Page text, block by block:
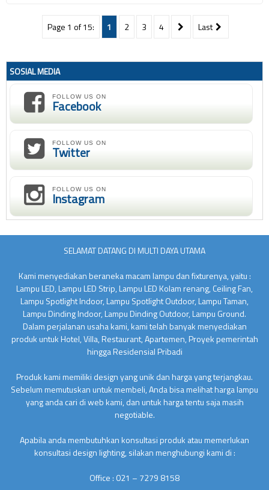
Page 1 of 15: 1 2 3 4 Last
SOSIAL MEDIA
FOLLOW US ON
Facebook
FOLLOW US ON
Twitter
FOLLOW US ON
Instagram
SELAMAT DATANG DI MULTI DAYA UTAMA
Kami menyediakan beraneka macam lampu dan fixturenya, yaitu :
Lampu LED, Lampu LED Strip, Lampu LED Kolam renang, Ceiling Fan,
Lampu Spotlight Indoor, Lampu Spotlight Outdoor, Lampu Taman,
Lampu Dinding Indoor, Lampu Dinding Outdoor, Lampu Ground.
Dalam perjalanan usaha kami, kami telah banyak menyediakan
produk untuk Hotel, Villa, Restaurant, Apartemen, Proyek pemerintah
hingga Residensial Pribadi
Produk kami memiliki design yang unik dan harga yang terjangkau.
Sebelum memutuskan untuk membeli, Anda bisa melihat harga lampu
yang anda cari di web kami, dan untuk harga tentu saja masih
negotiable.
Apabila anda membutuhkan konsultasi produk atau memerlukan
konsultasi design lighting, silakan menghubungi kami di :
Office : 021 – 7279 8158